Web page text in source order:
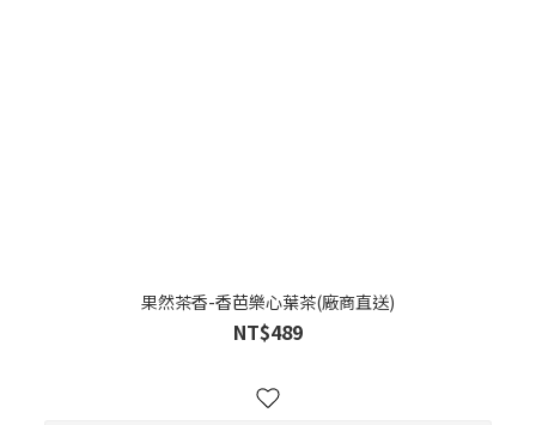
果然茶香-香芭樂心葉茶(廠商直送)
NT$489